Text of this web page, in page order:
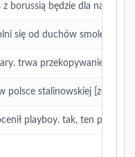
z borussią będzie dla nas
się od duchów smoleńska
trwa przekopywanie
polsce stalinowskiej [zdjĘcıa]
playboy. tak, ten playboy